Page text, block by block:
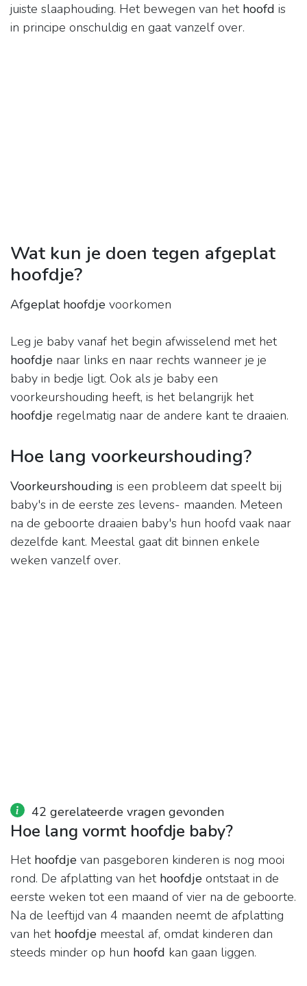
juiste slaaphouding. Het bewegen van het hoofd is
in principe onschuldig en gaat vanzelf over.
Wat kun je doen tegen afgeplat
hoofdje?
Afgeplat hoofdje voorkomen
Leg je baby vanaf het begin afwisselend met het
hoofdje naar links en naar rechts wanneer je je
baby in bedje ligt. Ook als je baby een
voorkeurshouding heeft, is het belangrijk het
hoofdje regelmatig naar de andere kant te draaien.
Hoe lang voorkeurshouding?
Voorkeurshouding is een probleem dat speelt bij
baby's in de eerste zes levens- maanden. Meteen
na de geboorte draaien baby's hun hoofd vaak naar
dezelfde kant. Meestal gaat dit binnen enkele
weken vanzelf over.
42 gerelateerde vragen gevonden
Hoe lang vormt hoofdje baby?
Het hoofdje van pasgeboren kinderen is nog mooi
rond. De afplatting van het hoofdje ontstaat in de
eerste weken tot een maand of vier na de geboorte.
Na de leeftijd van 4 maanden neemt de afplatting
van het hoofdje meestal af, omdat kinderen dan
steeds minder op hun hoofd kan gaan liggen.